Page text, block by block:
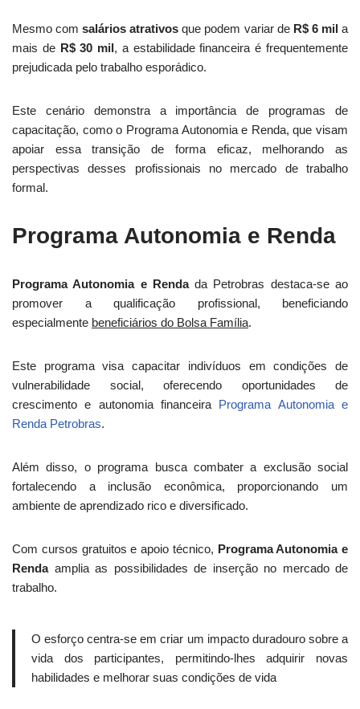
Mesmo comsalários atrativos que podem variar de R$ 6 mila
mais de R$ 30 mil, a estabilidade financeira é frequentemente
prejudicada pelo trabalho esporádico.
Este cenário demonstra a importância de programas de
capacitação, como o Programa Autonomia e Renda, que visam
apoiar essa transição de forma eficaz, melhorando as
perspectivas desses profissionais no mercado de trabalho
formal.
Programa Autonomia e Renda
Programa Autonomia e Rendada Petrobras destaca-se ao
promover a qualificação profissional, beneficiando
especialmente beneficiários do Bolsa Família.
Este programa visa capacitar indivíduos em condições de
vulnerabilidade social, oferecendo oportunidades de
crescimento e autonomia financeira Programa Autonomia e
Renda Petrobras.
Além disso, o programa busca combater a exclusão social
fortalecendo a inclusão econômica, proporcionando um
ambiente de aprendizado rico e diversificado.
Com cursos gratuitos e apoio técnico, Programa Autonomia e
Rendaamplia as possibilidades de inserção no mercado de
trabalho.
O esforço centra-se em criar um impacto duradouro sobre a
vida dos participantes, permitindo-lhes adquirir novas
habilidades e melhorar suas condições de vida